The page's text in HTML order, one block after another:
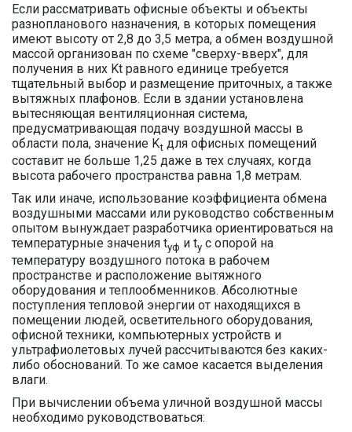
Если рассматривать офисные объекты и объекты
разнопланового назначения, в которых помещения
имеют высоту от 2,8 до 3,5 метра, а обмен воздушной
массой организован по схеме "сверху-вверх", для
получения в них Kt равного единице требуется
тщательный выбор и размещение приточных, а также
вытяжных плафонов. Если в здании установлена
вытесняющая вентиляционная система,
предусматривающая подачу воздушной массы в
области пола, значение Kt для офисных помещений
составит не больше 1,25 даже в тех случаях, когда
высота рабочего пространства равна 1,8 метрам.
Так или иначе, использование коэффициента обмена
воздушными массами или руководство собственным
опытом вынуждает разработчика ориентироваться на
температурные значения tуф и tу с опорой на
температуру воздушного потока в рабочем
пространстве и расположение вытяжного
оборудования и теплообменников. Абсолютные
поступления тепловой энергии от находящихся в
помещении людей, осветительного оборудования,
офисной техники, компьютерных устройств и
ультрафиолетовых лучей рассчитываются без каких-
либо обоснований. То же самое касается выделения
влаги.
При вычислении объема уличной воздушной массы
необходимо руководствоваться: